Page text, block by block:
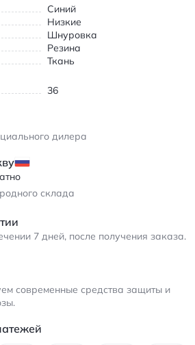
Синий
Низкие
Шнуровка
Резина
Ткань
36
дилера
склада
7 дней, после получения заказа.
современные средства защиты и